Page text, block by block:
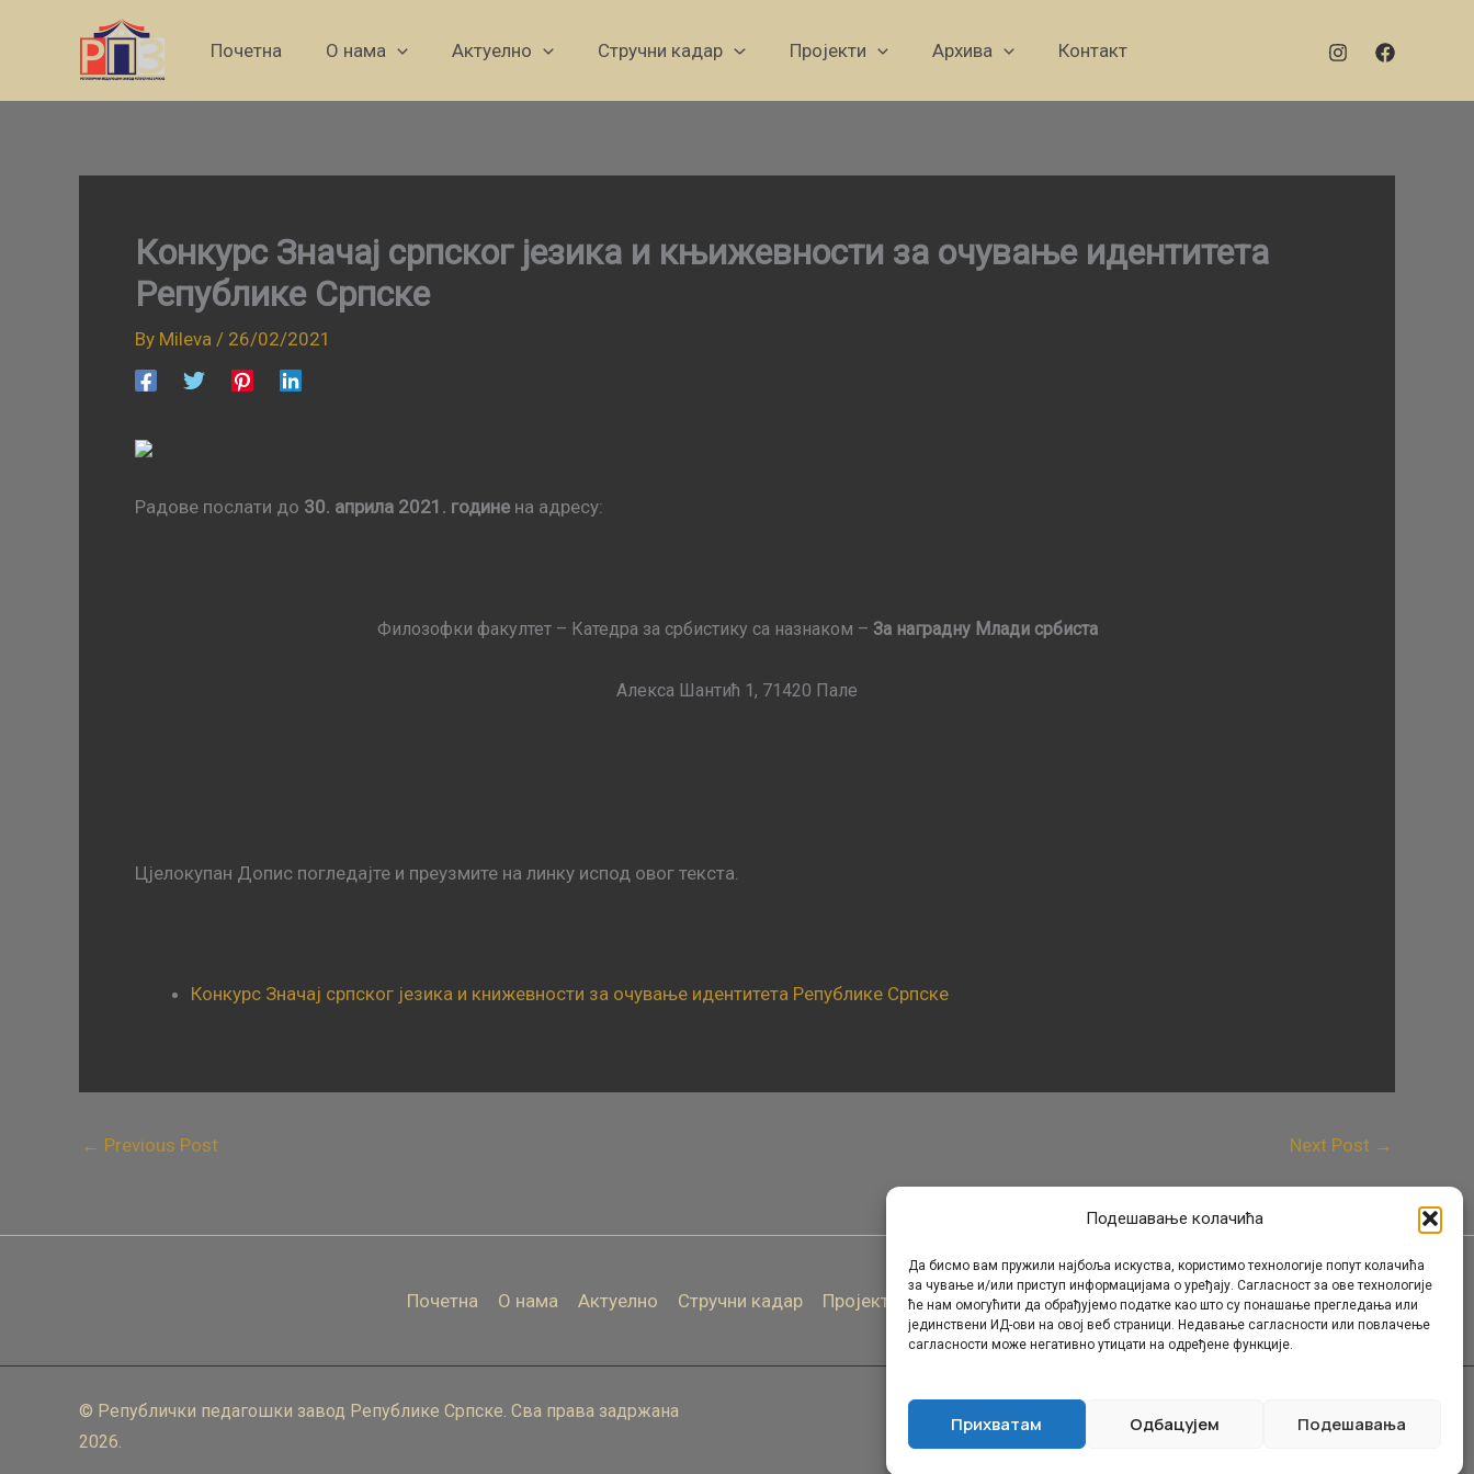
Подешавање колачића
Да бисмо вам пружили најбоља искуства, користимо технологије попут колачића
за чување и/или приступ информацијама о уређају. Сагласност за ове технологије
ће нам омогућити да обрађујемо податке као што су понашање прегледања или
јединствени ИД-ови на овој веб страници. Недавање сагласности или повлачење
сагласности може негативно утицати на одређене функције.
Прихватам Одбацујем Подешавања
Почетна О нама Актуелно Стручни кадар Пројекти Архива Контакт
Конкурс Значај српског језика и књижевности за очување идентитета
Републике Српске
By Mileva / 26/02/2021
Радове послати до 30. априла 2021. године на адресу:
Филозофки факултет – Катедра за србистику са назнаком – За наградну Млади србиста
Алекса Шантић 1, 71420 Пале
Цјелокупан Допис погледајте и преузмите на линку испод овог текста.
Конкурс Значај српског језика и книжевности за очување идентитета Републике Српске
← Previous Post Next Post →
Почетна О нама Актуелно Стручни кадар Пројекти Архива Контакт
© Републички педагошки завод Републике Српске. Сва права задржана
2026.